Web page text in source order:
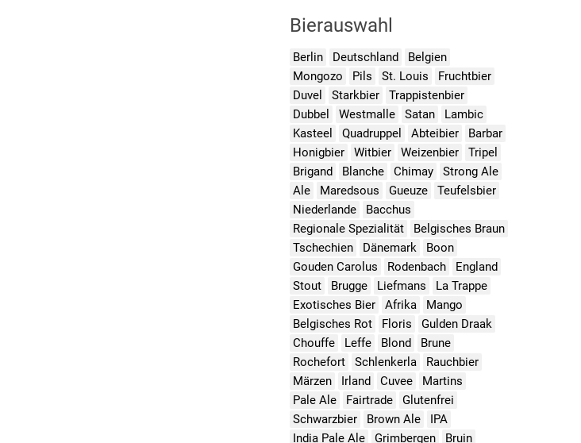
Bierauswahl
Berlin Deutschland
Belgien
Mongozo
Pils St. Louis
Fruchtbier
Duvel
Starkbier
Trappistenbier
Dubbel
Westmalle Satan
Lambic
Kasteel
Quadruppel Abteibier
Barbar
Honigbier
Witbier Weizenbier
Tripel
Brigand
Blanche Chimay
Strong Ale
Ale
Maredsous Gueuze
Teufelsbier
Niederlande
Bacchus
Regionale Spezialität
Belgisches Braun
Tschechien
Dänemark
Boon
Gouden Carolus
Rodenbach
England
Stout
Brugge Liefmans
La Trappe
Exotisches Bier
Afrika
Mango
Belgisches Rot
Floris
Gulden Draak
Chouffe
Leffe Blond
Brune
Rochefort
Schlenkerla
Rauchbier
Märzen
Irland Cuvee
Martins
Pale Ale
Fairtrade
Glutenfrei
Schwarzbier
Brown Ale
IPA
India Pale Ale
Grimbergen
Bruin